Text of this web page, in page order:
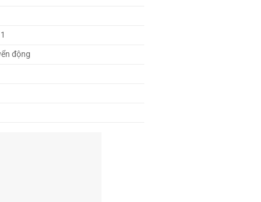
động